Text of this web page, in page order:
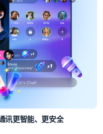
讯更智能、更安全